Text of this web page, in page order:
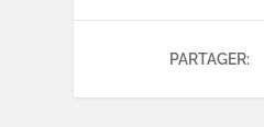
PARTAGER: